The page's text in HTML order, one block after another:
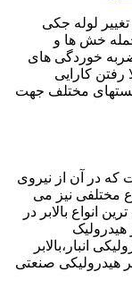
لوله جکی
خش ها و
خوردگی های
رفتن کارایی
مختلف جهت
که در آن از نیروی
مختلفی نیز می
انواع بالابر در
هیدرولیک
انبار،بالابر
هیدرولیکی صنعتی